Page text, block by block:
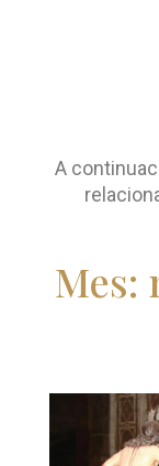
A
Mes: